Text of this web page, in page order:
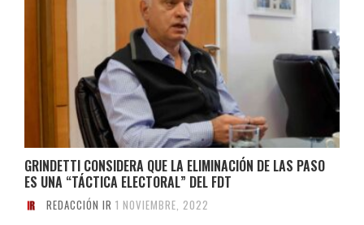
GRINDETTI CONSIDERA QUE LA ELIMINACIÓN DE LAS PASO
ES UNA “TÁCTICA ELECTORAL” DEL FDT
REDACCIÓN IR 1 NOVIEMBRE, 2022